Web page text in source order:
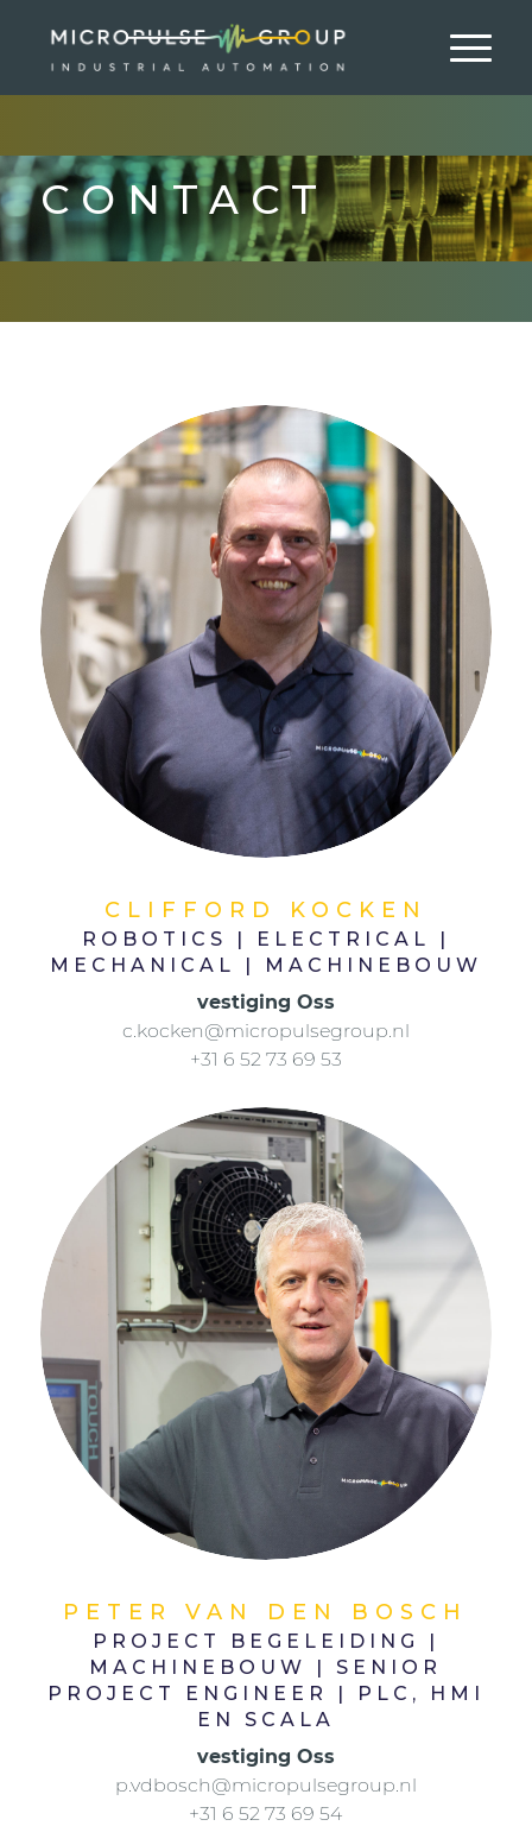
CONTACT
CLIFFORD KOCKEN
ROBOTICS | ELECTRICAL |
MECHANICAL | MACHINEBOUW
vestiging Oss
c.kocken@micropulsegroup.nl
+31 6 52 73 69 53
PETER VAN DEN BOSCH
PROJECT BEGELEIDING |
MACHINEBOUW | SENIOR
PROJECT ENGINEER | PLC, HMI
EN SCALA
vestiging Oss
p.vdbosch@micropulsegroup.nl
+31 6 52 73 69 54